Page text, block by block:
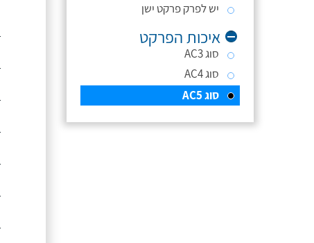
יש לפרק פרקט ישן
איכות הפרקט
סוג AC3
סוג AC4
סוג AC5